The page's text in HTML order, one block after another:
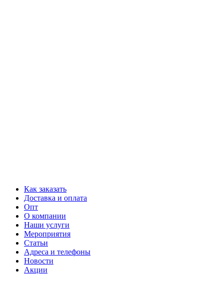
Как заказать
Доставка и оплата
Опт
О компании
Наши услуги
Мероприятия
Статьи
Адреса и телефоны
Новости
Акции